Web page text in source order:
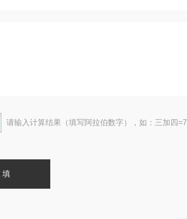
请输入计算结果（填写阿拉伯数字），如：三加四=7